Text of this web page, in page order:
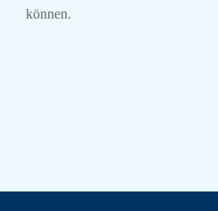
können.